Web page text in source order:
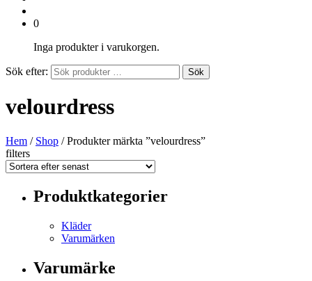
0
Inga produkter i varukorgen.
Sök efter: Sök
velourdress
Hem / Shop / Produkter märkta ”velourdress”
filters
Produktkategorier
Kläder
Varumärken
Varumärke